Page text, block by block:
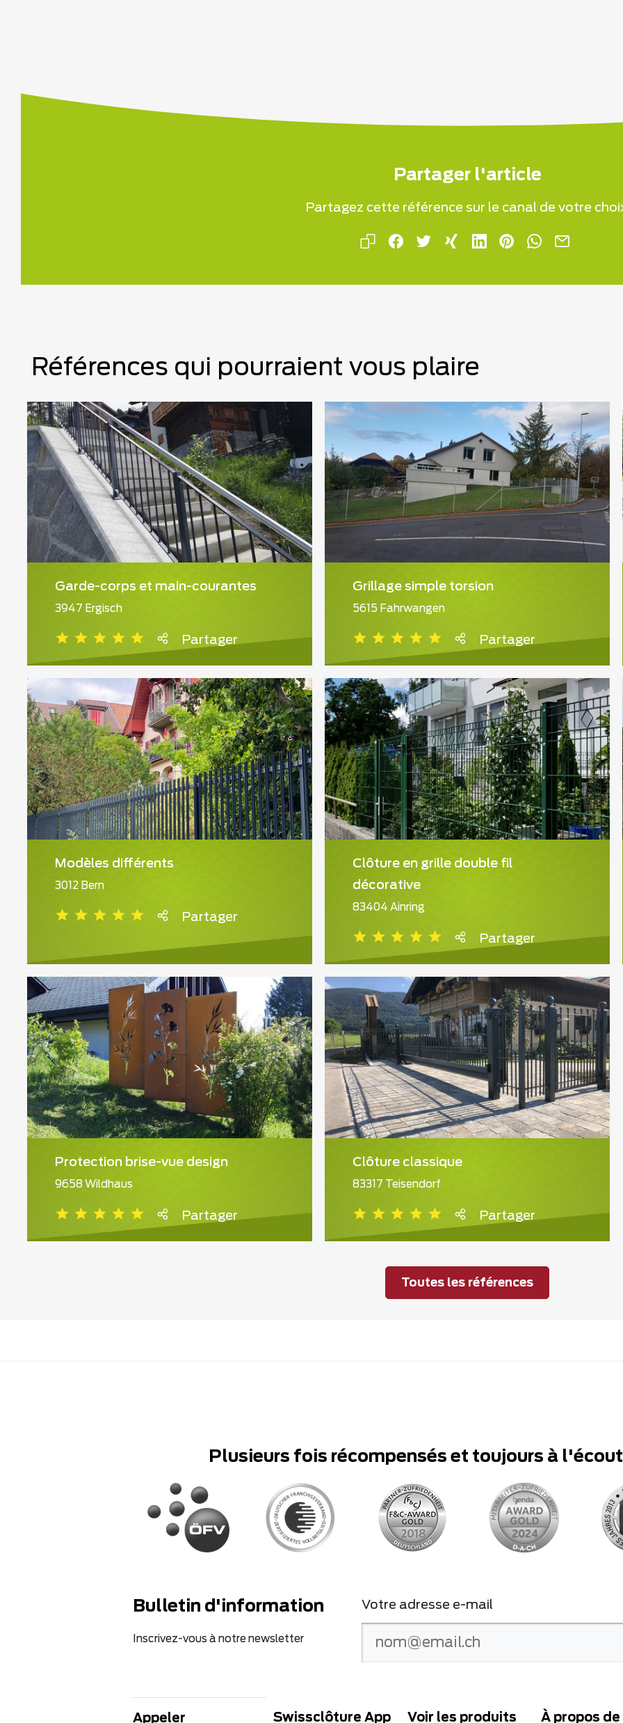
Partager l'article
Partagez cette référence sur le canal de votre
Références qui pourraient vous plaire
Garde-corps et main-courantes
3947 Ergisch
Partager
Grillage simple torsion
5615 Fahrwangen
Partager
Modèles différents
3012 Bern
Partager
Clôture en grille double fil
décorative
83404 Ainring
Partager
Protection brise-vue design
9658 Wildhaus
Partager
Clôture classique
83317 Teisendorf
Partager
Toutes les références
Plusieurs fois récompensés et toujours à
Bulletin d'information
Inscrivez-vous à notre newsletter
Votre adresse e-mail
Appeler Swissclôture App Voir les produits À propos de